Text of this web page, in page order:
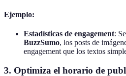
Ejemplo:
Estadísticas de engagement:
BuzzSumo, los posts de
engagement que los textos
3. Optimiza el horario de